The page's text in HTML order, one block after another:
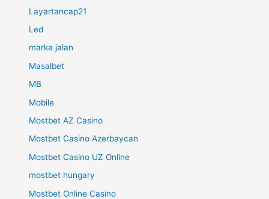
Layartancap21
Led
marka jalan
Masalbet
MB
Mobile
Mostbet AZ Casino
Mostbet Casino Azerbaycan
Mostbet Casino UZ Online
mostbet hungary
Mostbet Online Casino